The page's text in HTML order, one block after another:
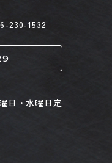
230-1532
日・水曜日定